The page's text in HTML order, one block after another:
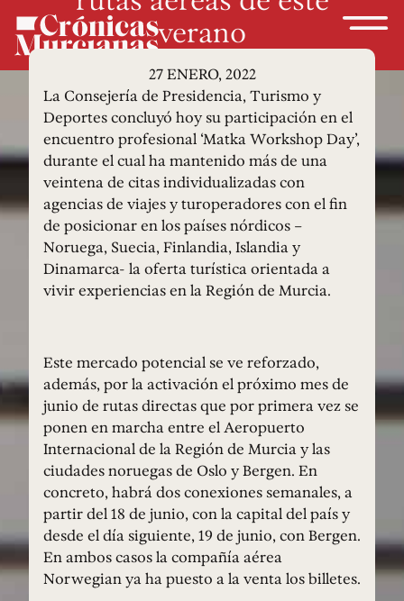
verano
27 ENERO, 2022
La Consejería de Presidencia, Turismo y
Deportes concluyó hoy su participación en el
encuentro profesional ‘Matka Workshop Day’,
durante el cual ha mantenido más de una
veintena de citas individualizadas con
agencias de viajes y turoperadores con el fin
de posicionar en los países nórdicos –
Noruega, Suecia, Finlandia, Islandia y
Dinamarca- la oferta turística orientada a
vivir experiencias en la Región de Murcia.
Este mercado potencial se ve reforzado,
además, por la activación el próximo mes de
junio de rutas directas que por primera vez se
ponen en marcha entre el Aeropuerto
Internacional de la Región de Murcia y las
ciudades noruegas de Oslo y Bergen. En
concreto, habrá dos conexiones semanales, a
partir del 18 de junio, con la capital del país y
desde el día siguiente, 19 de junio, con Bergen.
En ambos casos la compañía aérea
Norwegian ya ha puesto a la venta los billetes.